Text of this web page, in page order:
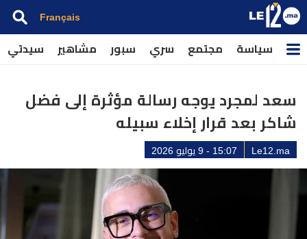
Français
سياسة مجتمع سري سبور مشاهير سيدتي
سعد لمجرد يوجه رسالة مؤثرة إلى فضل
شاكر بعد قرار إخلاء سبيله
Le12.ma 15:07 - 9 يوليو 2026